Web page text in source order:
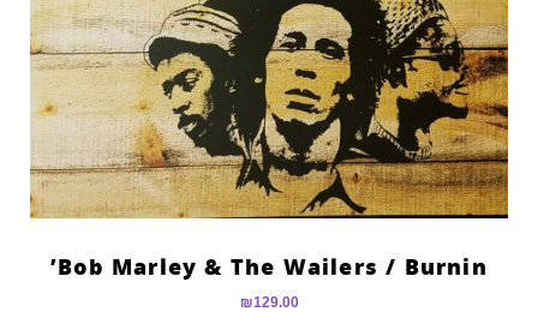
Bob Marley & The Wailers ‎/ Burnin’
₪129.00